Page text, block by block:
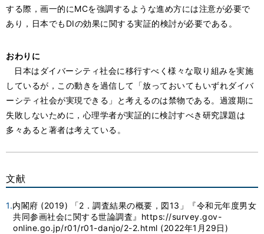
する際，画一的にMCを強調するような進め方には注意が必要で
あり，日本でもDIの効果に関する実証的検討が必要である。
おわりに
日本はダイバーシティ社会に移行すべく様々な取り組みを実施
しているが，この動きを過信して「放っておいてもいずれダイバ
ーシティ社会が実現できる」と考えるのは禁物である。過渡期に
失敗しないために，心理学者が実証的に検討すべき研究課題は
多々あると著者は考えている。
文献
1.内閣府 (2019) 「2．調査結果の概要，図13」『令和元年度男女
共同参画社会に関する世論調査』https://survey.gov-
online.go.jp/r01/r01-danjo/2-2.html (2022年1月29日)